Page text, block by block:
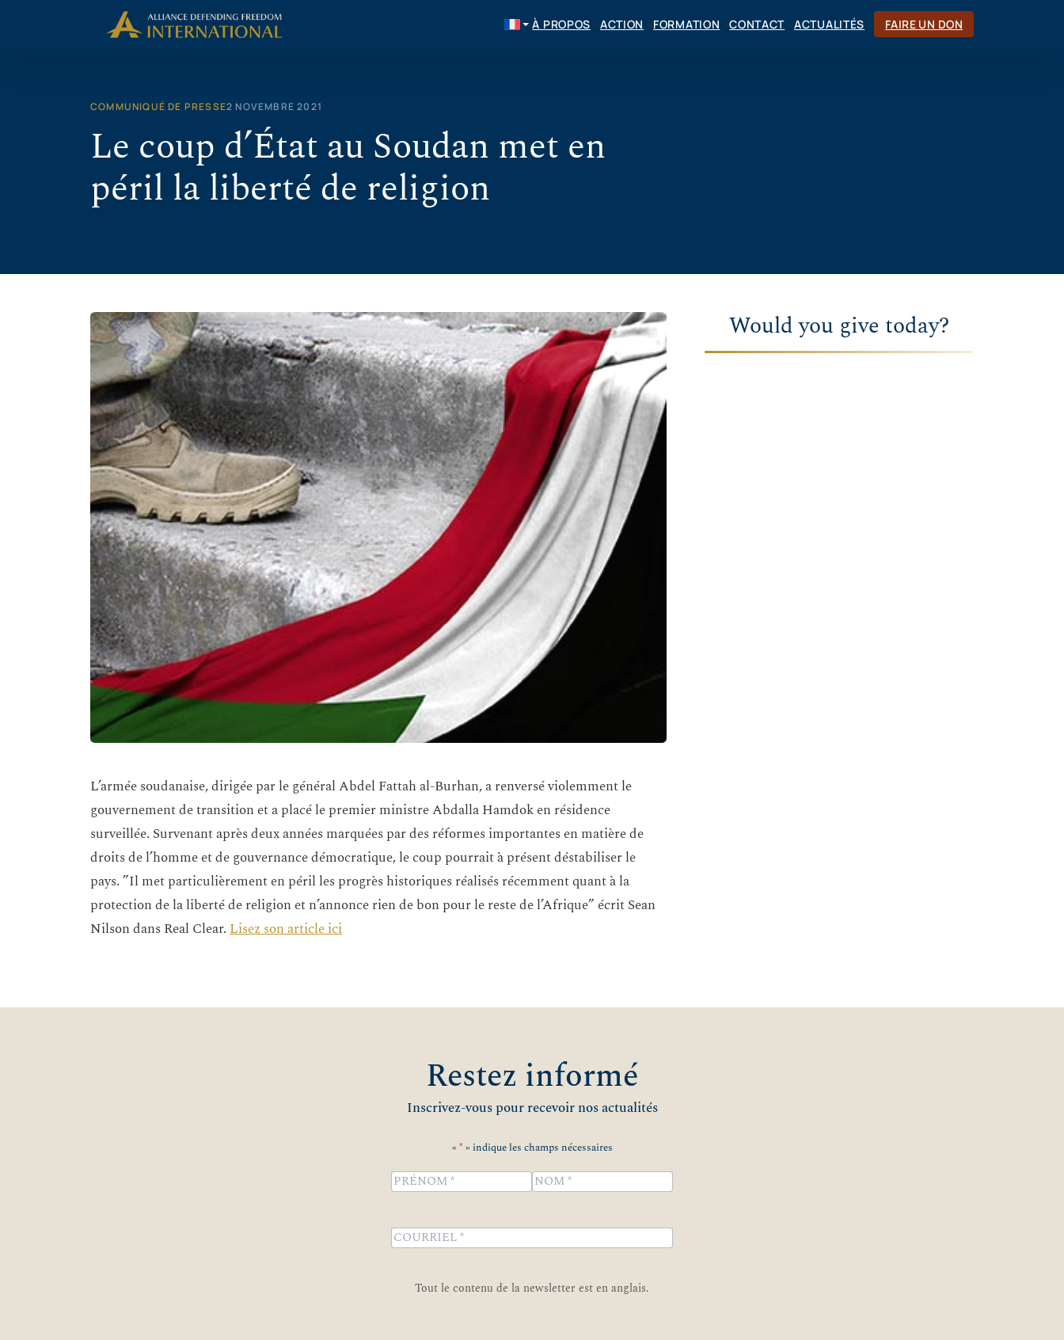
À PROPOS ACTION FORMATION CONTACT ACTUALITÉS FAIRE UN DON
COMMUNIQUÉ DE PRESSE2 NOVEMBRE 2021
Le coup d’État au Soudan met en
péril la liberté de religion
L’armée soudanaise, dirigée par le général Abdel Fattah al-Burhan, a renversé violemment le
gouvernement de transition et a placé le premier ministre Abdalla Hamdok en résidence
surveillée. Survenant après deux années marquées par des réformes importantes en matière de
droits de l’homme et de gouvernance démocratique, le coup pourrait à présent déstabiliser le
pays. ”Il met particulièrement en péril les progrès historiques réalisés récemment quant à la
protection de la liberté de religion et n’annonce rien de bon pour le reste de l’Afrique” écrit Sean
Nilson dans Real Clear.Lisez son article ici
Would you give today?
Restez informé
Inscrivez-vous pour recevoir nos actualités
« *» indique les champs nécessaires
Name*
COURRIEL*
Tout le contenu de la newsletter est en anglais.